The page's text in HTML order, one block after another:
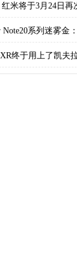
米将于3月24日再
Note20系列迷雾金
终于用上了凯夫